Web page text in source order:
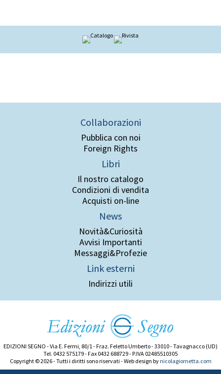
Collaborazioni
Pubblica con noi
Foreign Rights
Libri
Il nostro catalogo
Condizioni di vendita
Acquisti on-line
News
Novità&Curiosità
Avvisi Importanti
Messaggi&Profezie
Link esterni
Indirizzi utili
EDIZIONI SEGNO - Via E. Fermi, 80/1 - Fraz. Feletto Umberto - 33010 - Tavagnacco (UD)
Tel. 0432 575179 - Fax 0432 688729 - P.IVA 02485510305
Copyright © 2026 - Tutti i diritti sono riservati - Web design by nicolagiornetta.com